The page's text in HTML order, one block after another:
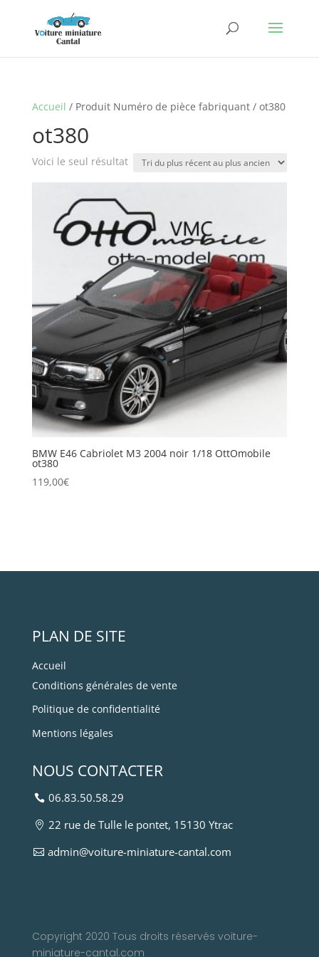
Accueil / Produit Numéro de pièce fabriquant / ot380
ot380
Voici le seul résultat
BMW E46 Cabriolet M3 2004 noir 1/18 OttOmobile
ot380
119,00€
PLAN DE SITE
Accueil
Conditions générales de vente
Politique de confidentialité
Mentions légales
NOUS CONTACTER
06.83.50.58.29
22 rue de Tulle le pontet, 15130 Ytrac
admin@voiture-miniature-cantal.com
Copyright 2020 Tous droits réservés voiture-
miniature-cantal.com